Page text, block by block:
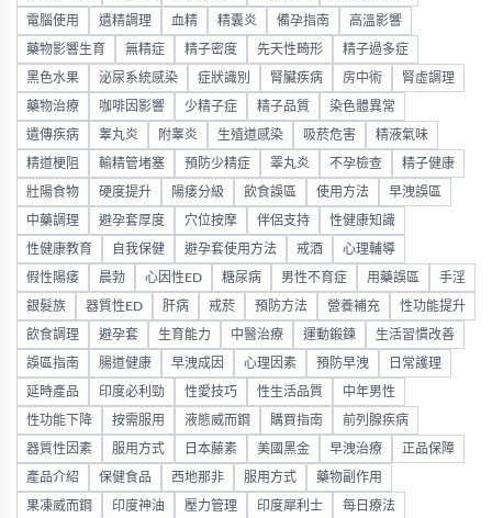
電腦使用 遺精調理 血精 精囊炎 備孕指南 高溫影響
藥物影響生育 無精症 精子密度 先天性畸形 精子過多症
黑色水果 泌尿系統感染 症狀識別 腎臟疾病 房中術 腎虛調理
藥物治療 咖啡因影響 少精子症 精子品質 染色體異常
遺傳疾病 睾丸炎 附睾炎 生殖道感染 吸菸危害 精液氣味
精道梗阻 輸精管堵塞 預防少精症 睪丸炎 不孕檢查 精子健康
壯陽食物 硬度提升 陽痿分級 飲食誤區 使用方法 早洩誤區
中藥調理 避孕套厚度 穴位按摩 伴侶支持 性健康知識
性健康教育 自我保健 避孕套使用方法 戒酒 心理輔導
假性陽痿 晨勃 心因性ED 糖尿病 男性不育症 用藥誤區 手淫
銀髮族 器質性ED 肝病 戒菸 預防方法 營養補充 性功能提升
飲食調理 避孕套 生育能力 中醫治療 運動鍛鍊 生活習慣改善
誤區指南 腸道健康 早洩成因 心理因素 預防早洩 日常護理
延時產品 印度必利勁 性愛技巧 性生活品質 中年男性
性功能下降 按需服用 液態威而鋼 購買指南 前列腺疾病
器質性因素 服用方式 日本藤素 美國黑金 早洩治療 正品保障
產品介紹 保健食品 西地那非 服用方式 藥物副作用
果凍威而鋼 印度神油 壓力管理 印度犀利士 每日療法